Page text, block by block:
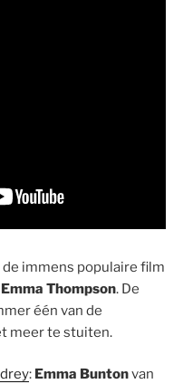
de immens populaire film
Emma Thompson. De
één van de
meer te stuiten.
: Emma Buntonvan